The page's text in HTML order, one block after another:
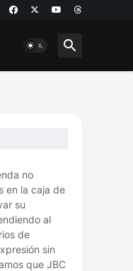
no
en la caja de
su
al
de
sin
que JBC